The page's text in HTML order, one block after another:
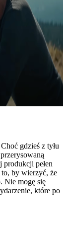
gdzieś z tyłu
pełen
by wierzyć, że
Nie mogę się
które po